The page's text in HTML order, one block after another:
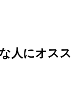
人にオスス